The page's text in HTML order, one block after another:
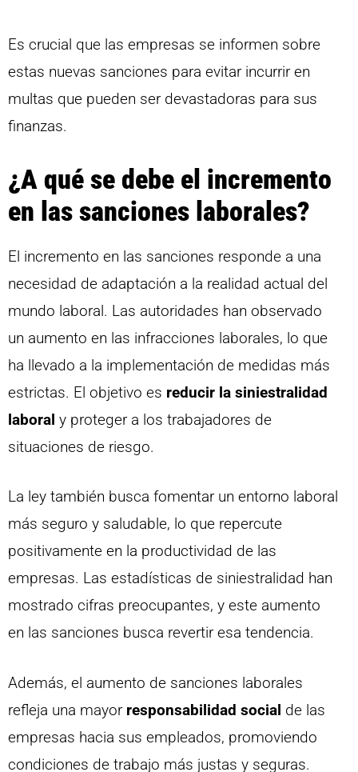
Es crucial que las empresas se informen sobre
estas nuevas sanciones para evitar incurrir en
multas que pueden ser devastadoras para sus
finanzas.
¿A qué se debe el incremento
en las sanciones laborales?
El incremento en las sanciones responde a una
necesidad de adaptación a la realidad actual del
mundo laboral. Las autoridades han observado
un aumento en las infracciones laborales, lo que
ha llevado a la implementación de medidas más
estrictas. El objetivo es reducir la siniestralidad
laboral y proteger a los trabajadores de
situaciones de riesgo.
La ley también busca fomentar un entorno laboral
más seguro y saludable, lo que repercute
positivamente en la productividad de las
empresas. Las estadísticas de siniestralidad han
mostrado cifras preocupantes, y este aumento
en las sanciones busca revertir esa tendencia.
Además, el aumento de sanciones laborales
refleja una mayor responsabilidad social de las
empresas hacia sus empleados, promoviendo
condiciones de trabajo más justas y seguras.